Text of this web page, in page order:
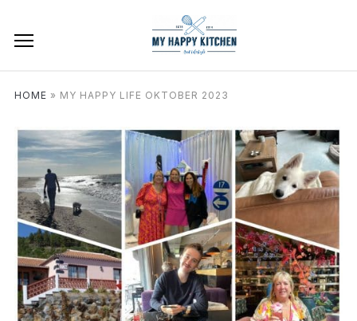
HOME » MY HAPPY LIFE OKTOBER 2023